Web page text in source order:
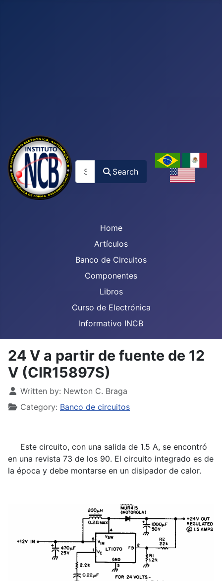
Search
Home
Artículos
Banco de Circuitos
Componentes
Libros
Curso de Electrónica
Informativo INCB
24 V a partir de fuente de 12
V (CIR15897S)
Details
Written by: Newton C. Braga
Category: Banco de circuitos
Este circuito, con una salida de 1.5 A, se encontró
en una revista 73 de los 90. El circuito integrado es de
la época y debe montarse en un disipador de calor.